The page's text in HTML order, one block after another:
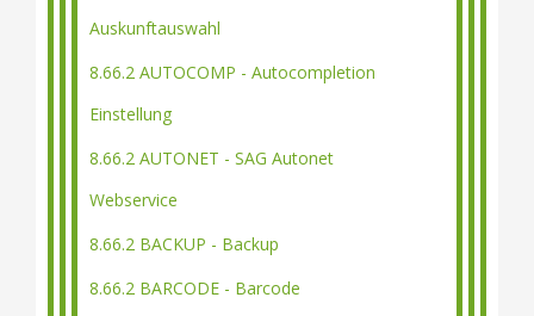
Auskunftauswahl
8.66.2 AUTOCOMP - Autocompletion
Einstellung
8.66.2 AUTONET - SAG Autonet
Webservice
8.66.2 BACKUP - Backup
8.66.2 BARCODE - Barcode